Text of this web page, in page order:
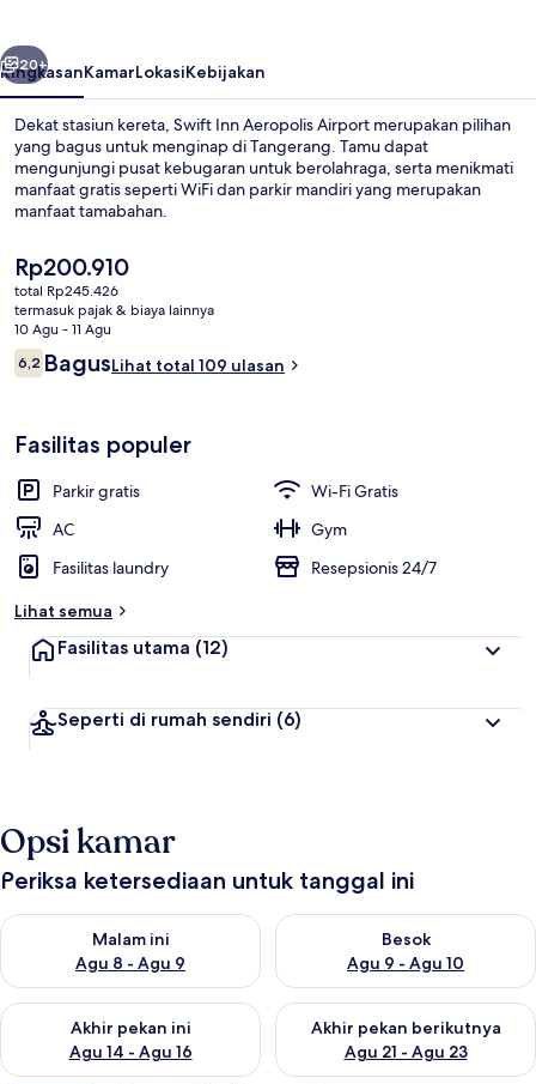
Berikutnya
20+
RingkasanKamarLokasiKebijakan
Dekat stasiun kereta, Swift Inn Aeropolis Airport merupakan pilihan
yang bagus untuk menginap di Tangerang. Tamu dapat
mengunjungi pusat kebugaran untuk berolahraga, serta menikmati
manfaat gratis seperti WiFi dan parkir mandiri yang merupakan
manfaat tamabahan.
Harga
saat
ini
Rp200.910
Rp200.910
total Rp245.426
termasuk pajak & biaya lainnya
10 Agu - 11 Agu
Ulasan
6,26,2 dari 10
BagusLihat total 109 ulasan
Fasilitas populer
Parkir gratis
Wi-Fi Gratis
AC
Gym
Fasilitas laundry
Resepsionis 24/7
Lihat semua
Fasilitas utama (12)
Seperti di rumah sendiri (6)
Opsi kamar
Periksa ketersediaan untuk tanggal ini
Malam ini
Agu 8 - Agu 9
Periksa ketersediaan untuk malam ini Agu 8 - Agu 9
Besok
Agu 9 - Agu 10
Periksa ketersediaan untuk
Akhir pekan ini
Agu 14 - Agu 16
Periksa ketersediaan untuk akhir pekan ini Agu 14 - Agu 16
Akhir pekan berikutnya
Agu 21 - Agu 23
Periksa ketersediaan untuk